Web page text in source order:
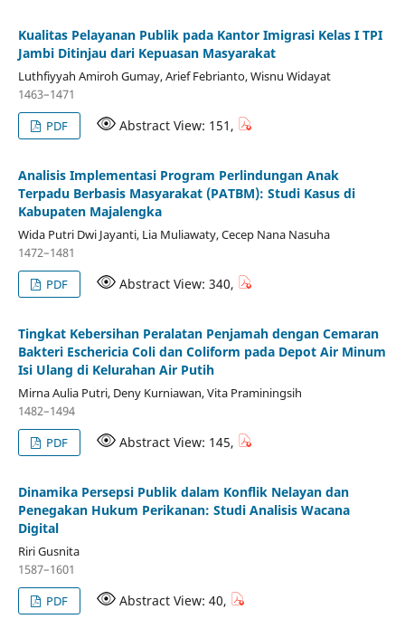
Kualitas Pelayanan Publik pada Kantor Imigrasi Kelas I TPI
Jambi Ditinjau dari Kepuasan Masyarakat
Luthfiyyah Amiroh Gumay, Arief Febrianto, Wisnu Widayat
1463–1471
PDF
Abstract View: 151,
Analisis Implementasi Program Perlindungan Anak
Terpadu Berbasis Masyarakat (PATBM): Studi Kasus di
Kabupaten Majalengka
Wida Putri Dwi Jayanti, Lia Muliawaty, Cecep Nana Nasuha
1472–1481
PDF
Abstract View: 340,
Tingkat Kebersihan Peralatan Penjamah dengan Cemaran
Bakteri Eschericia Coli dan Coliform pada Depot Air Minum
Isi Ulang di Kelurahan Air Putih
Mirna Aulia Putri, Deny Kurniawan, Vita Praminingsih
1482–1494
PDF
Abstract View: 145,
Dinamika Persepsi Publik dalam Konflik Nelayan dan
Penegakan Hukum Perikanan: Studi Analisis Wacana
Digital
Riri Gusnita
1587–1601
PDF
Abstract View: 40,